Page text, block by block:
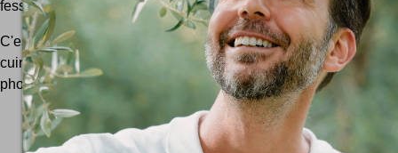
fessiers ! :)
C'est Kara Ginther qui réalise ces magnifiques
cuir du fabricant britannique Brooks De la qualité avec une
photos ! Un petit détail sur un vélo, et...